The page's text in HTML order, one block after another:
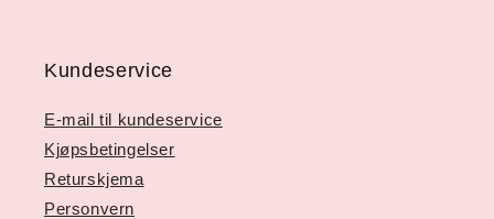
Kundeservice
E-mail til kundeservice
Kjøpsbetingelser
Returskjema
Personvern